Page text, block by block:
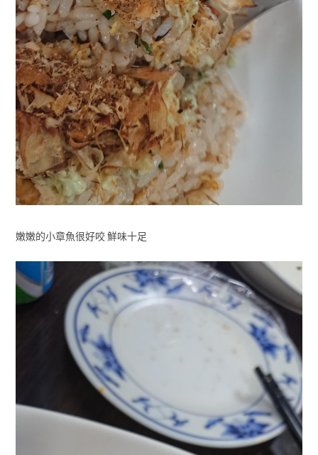
嫩嫩的小章魚很好咬 鮮味十足